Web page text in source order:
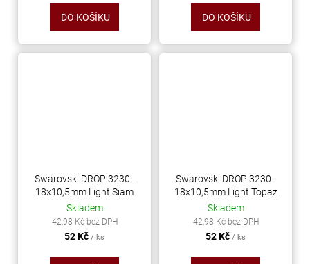
DO KOŠÍKU DO KOŠÍKU
Swarovski DROP 3230 -
18x10,5mm Light Siam
Skladem
42,98 Kč bez DPH
52 Kč / ks
Swarovski DROP 3230 -
18x10,5mm Light Topaz
Skladem
42,98 Kč bez DPH
52 Kč / ks